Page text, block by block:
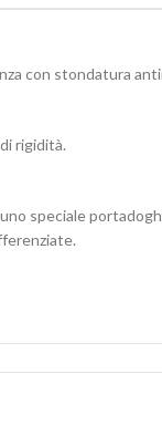
con stondatura
rigidità.
speciale